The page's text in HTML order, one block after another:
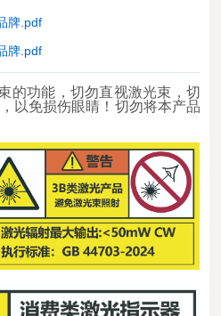
牌.pdf
牌.pdf
的功能，切勿直视激光束，切
以免损伤眼睛！切勿将本产品